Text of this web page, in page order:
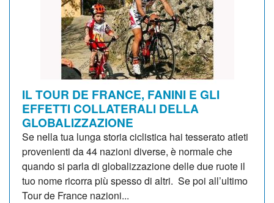
IL TOUR DE FRANCE, FANINI E GLI
EFFETTI COLLATERALI DELLA
GLOBALIZZAZIONE
Se nella tua lunga storia ciclistica hai tesserato atleti
provenienti da 44 nazioni diverse, è normale che
quando si parla di globalizzazione delle due ruote il
tuo nome ricorra più spesso di altri. Se poi all’ultimo
Tour de France nazioni...